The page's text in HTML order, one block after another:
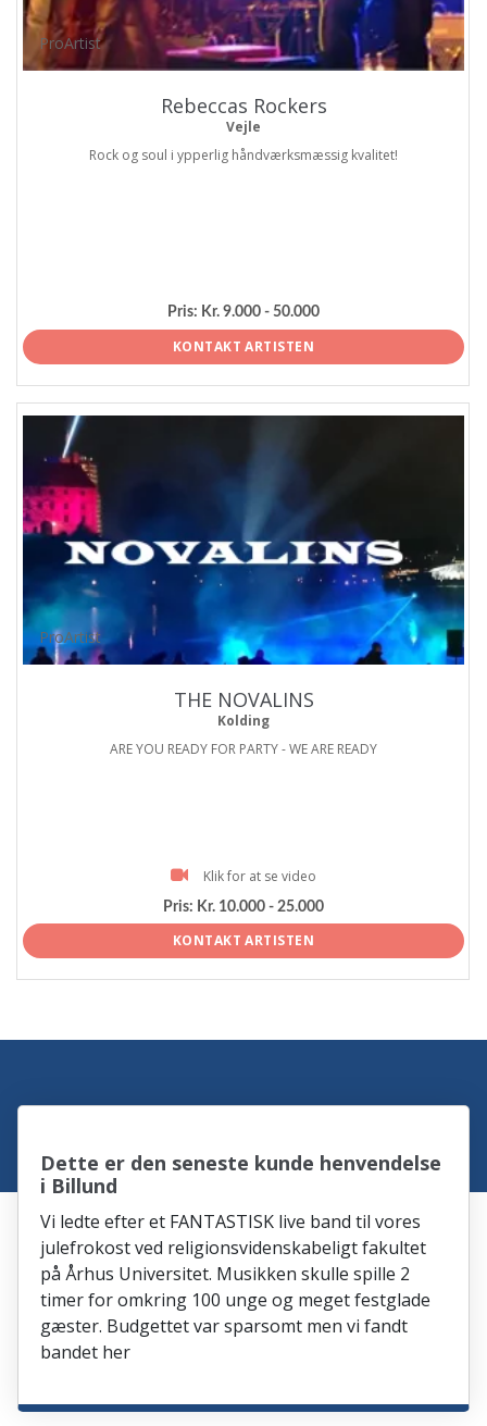
ProArtist
Rebeccas Rockers
Vejle
Rock og soul i ypperlig håndværksmæssig kvalitet!
Pris: Kr. 9.000 - 50.000
KONTAKT ARTISTEN
ProArtist
THE NOVALINS
Kolding
ARE YOU READY FOR PARTY - WE ARE READY
Klik for at se video
Pris: Kr. 10.000 - 25.000
KONTAKT ARTISTEN
Dette er den seneste kunde henvendelse
i Billund
Vi ledte efter et FANTASTISK live band til vores
julefrokost ved religionsvidenskabeligt fakultet
på Århus Universitet. Musikken skulle spille 2
timer for omkring 100 unge og meget festglade
gæster. Budgettet var sparsomt men vi fandt
bandet her